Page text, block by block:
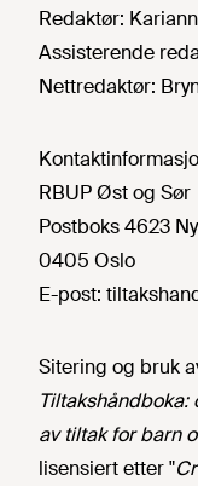
Redaktør:
Assisterende
Nettredaktør:
RBUP Øst og Sør
Postboks 4623
0405 Oslo
E-post:
Sitering og bruk
av tiltak for barn
lisensiert etter "